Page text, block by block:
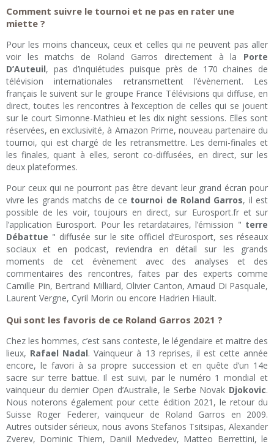
Comment suivre le tournoi et ne pas en rater une
miette ?
Pour les moins chanceux, ceux et celles qui ne peuvent pas aller
voir les matchs de Roland Garros directement à la Porte
D’Auteuil, pas d’inquiétudes puisque près de 170 chaines de
télévision internationales retransmettent l’évènement. Les
français le suivent sur le groupe France Télévisions qui diffuse, en
direct, toutes les rencontres à l’exception de celles qui se jouent
sur le court Simonne-Mathieu et les dix night sessions. Elles sont
réservées, en exclusivité, à Amazon Prime, nouveau partenaire du
tournoi, qui est chargé de les retransmettre. Les demi-finales et
les finales, quant à elles, seront co-diffusées, en direct, sur les
deux plateformes.
Pour ceux qui ne pourront pas être devant leur grand écran pour
vivre les grands matchs de ce tournoi de Roland Garros, il est
possible de les voir, toujours en direct, sur Eurosport.fr et sur
l’application Eurosport. Pour les retardataires, l’émission " terre
Débattue " diffusée sur le site officiel d’Eurosport, ses réseaux
sociaux et en podcast, reviendra en détail sur les grands
moments de cet évènement avec des analyses et des
commentaires des rencontres, faites par des experts comme
Camille Pin, Bertrand Milliard, Olivier Canton, Arnaud Di Pasquale,
Laurent Vergne, Cyril Morin ou encore Hadrien Hiault.
Qui sont les favoris de ce Roland Garros 2021 ?
Chez les hommes, c’est sans conteste, le légendaire et maitre des
lieux, Rafael Nadal. Vainqueur à 13 reprises, il est cette année
encore, le favori à sa propre succession et en quête d’un 14e
sacre sur terre battue. Il est suivi, par le numéro 1 mondial et
vainqueur du dernier Open d’Australie, le Serbe Novak Djokovic.
Nous noterons également pour cette édition 2021, le retour du
Suisse Roger Federer, vainqueur de Roland Garros en 2009.
Autres outsider sérieux, nous avons Stefanos Tsitsipas, Alexander
Zverev, Dominic Thiem, Daniil Medvedev, Matteo Berrettini, le